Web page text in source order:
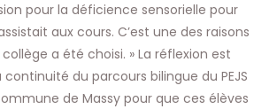
pour la déficience sensorielle pour
aux cours. C’est une des raisons
a été choisi. » La réflexion est
du parcours bilingue du PEJS
de Massy pour que ces élèves